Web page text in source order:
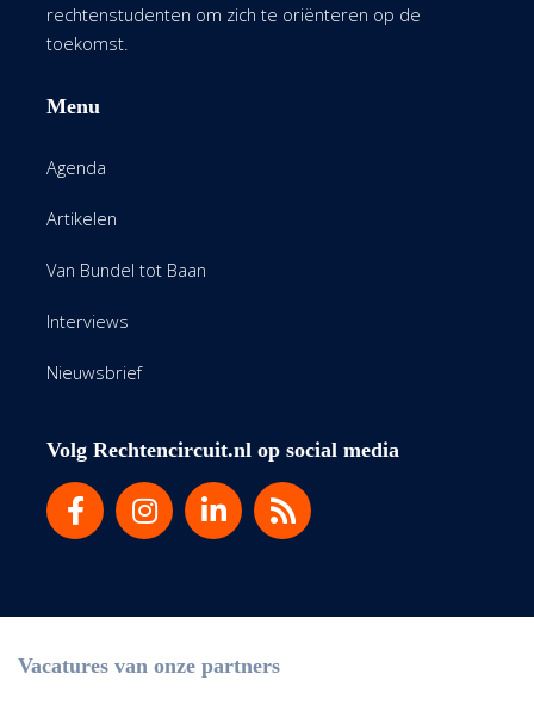
rechtenstudenten om zich te oriënteren op de
toekomst.
Menu
Agenda
Artikelen
Van Bundel tot Baan
Interviews
Nieuwsbrief
Volg Rechtencircuit.nl op social media
Vacatures van onze partners